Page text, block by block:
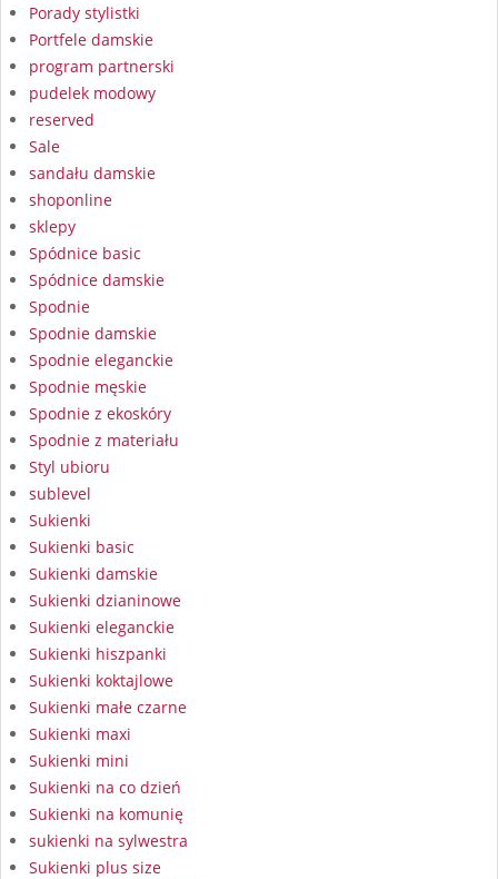
Porady stylistki
Portfele damskie
program partnerski
pudelek modowy
reserved
Sale
sandału damskie
shoponline
sklepy
Spódnice basic
Spódnice damskie
Spodnie
Spodnie damskie
Spodnie eleganckie
Spodnie męskie
Spodnie z ekoskóry
Spodnie z materiału
Styl ubioru
sublevel
Sukienki
Sukienki basic
Sukienki damskie
Sukienki dzianinowe
Sukienki eleganckie
Sukienki hiszpanki
Sukienki koktajlowe
Sukienki małe czarne
Sukienki maxi
Sukienki mini
Sukienki na co dzień
Sukienki na komunię
sukienki na sylwestra
Sukienki plus size